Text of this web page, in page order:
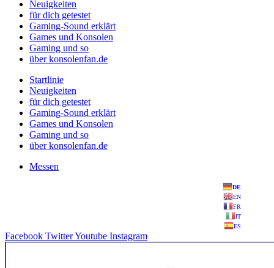
Neuigkeiten
für dich getestet
Gaming-Sound erklärt
Games und Konsolen
Gaming und so
über konsolenfan.de
Startlinie
Neuigkeiten
für dich getestet
Gaming-Sound erklärt
Games und Konsolen
Gaming und so
über konsolenfan.de
Messen
DE
EN
FR
IT
ES
Facebook TwitterYoutube Instagram